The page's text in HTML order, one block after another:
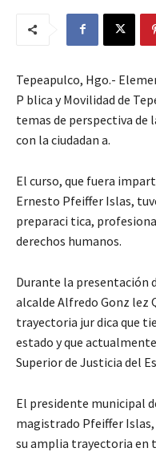
Tepeapulco, Hgo.-
P blica y Movilidad de
temas de perspectiva de
con la ciudadan a.
El curso, que fuera
Ernesto Pfeiffer Islas,
preparaci tica,
derechos humanos.
Durante la presentación
alcalde Alfredo Gonz lez
trayectoria jur dica que
estado y que
Superior de Justicia del
El presidente municipal
magistrado Pfeiffer
su amplia trayectoria en